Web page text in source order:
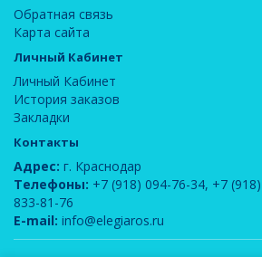
Обратная связь
Карта сайта
Личный Кабинет
Личный Кабинет
История заказов
Закладки
Контакты
Адрес: г. Краснодар
Телефоны: +7 (918) 094-76-34, +7
833-81-76
E-mail: info@elegiaros.ru